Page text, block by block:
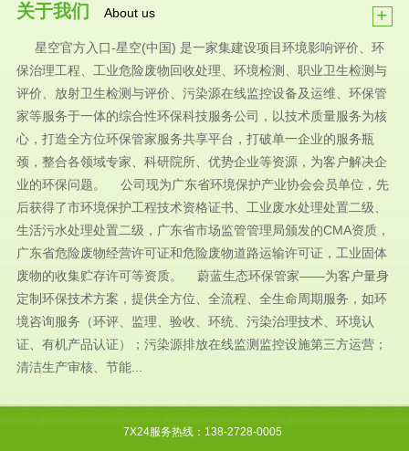
关于我们 About us +
星空官方入口-星空(中国) 是一家集建设项目环境影响评价、环
保治理工程、工业危险废物回收处理、环境检测、职业卫生检测与
评价、放射卫生检测与评价、污染源在线监控设备及运维、环保管
家等服务于一体的综合性环保科技服务公司，以技术质量服务为核
心，打造全方位环保管家服务共享平台，打破单一企业的服务瓶
颈，整合各领域专家、科研院所、优势企业等资源，为客户解决企
业的环保问题。 公司现为广东省环境保护产业协会会员单位，先
后获得了市环境保护工程技术资格证书、工业废水处理处置二级、
生活污水处理处置二级，广东省市场监管管理局颁发的CMA资质，
广东省危险废物经营许可证和危险废物道路运输许可证，工业固体
废物的收集贮存许可等资质。 蔚蓝生态环保管家——为客户量身
定制环保技术方案，提供全方位、全流程、全生命周期服务，如环
境咨询服务（环评、监理、验收、环统、污染治理技术、环境认
证、有机产品认证）；污染源排放在线监测监控设施第三方运营；
清洁生产审核、节能...
7X24服务热线：138-2728-0005